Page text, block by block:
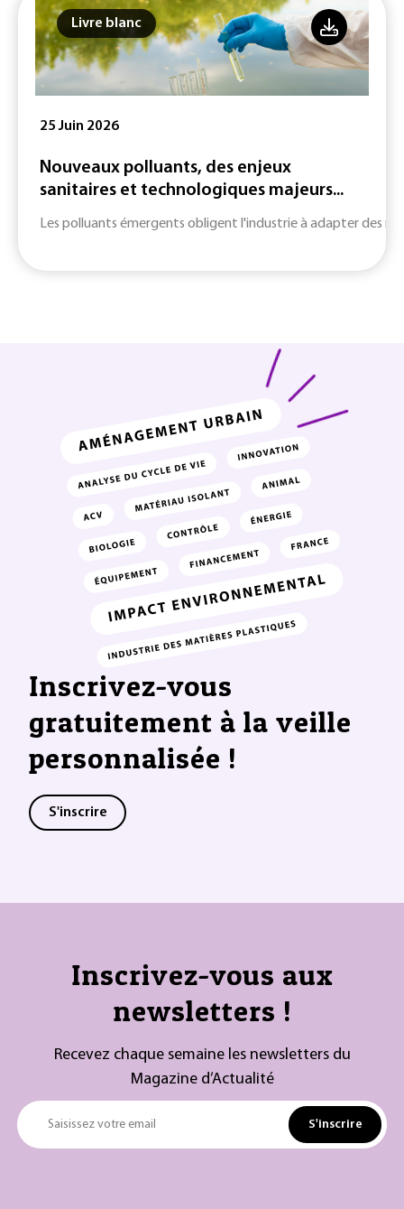
Livre blanc
25 Juin 2026
Nouveaux polluants, des enjeux
sanitaires et technologiques majeurs...
Les polluants émergents obligent l'industrie à adapter des
Inscrivez-vous
gratuitement à la veille
personnalisée !
S'inscrire
Inscrivez-vous aux
newsletters !
Recevez chaque semaine les newsletters du
Magazine d’Actualité
Saisissez votre email S'inscrire